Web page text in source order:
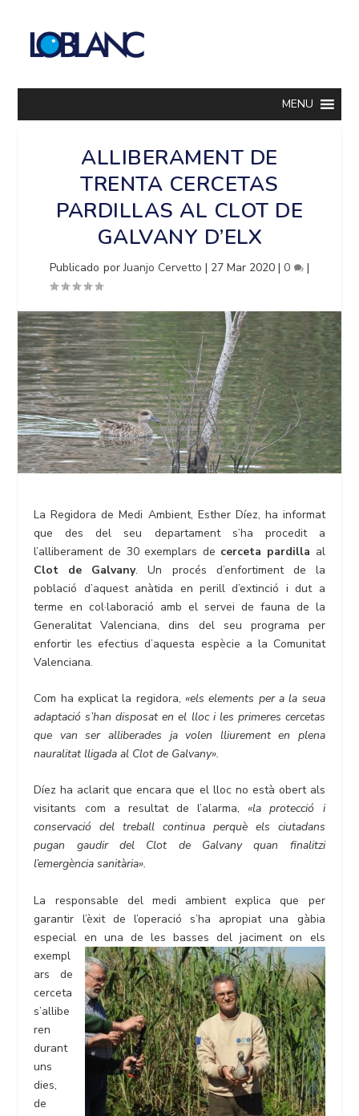
MENU
ALLIBERAMENT DE
TRENTA CERCETAS
PARDILLAS AL CLOT DE
GALVANY D’ELX
Publicado porJuanjo Cervetto | 27 Mar 2020 |0 |
La Regidora de Medi Ambient, Esther Díez, ha informat
que des del seu departament s’ha procedit a
l’alliberament de 30 exemplars de cerceta pardilla al
Clot de Galvany. Un procés d’enfortiment de la
població d’aquest anàtida en perill d’extinció i dut a
terme en col·laboració amb el servei de fauna de la
Generalitat Valenciana, dins del seu programa per
enfortir les efectius d’aquesta espècie a la Comunitat
Valenciana.
Com ha explicat la regidora, «els elements per a la seua
adaptació s’han disposat en el lloc i les primeres cercetas
que van ser alliberades ja volen lliurement en plena
nauralitat lligada al Clot de Galvany».
Díez ha aclarit que encara que el lloc no està obert als
visitants com a resultat de l’alarma, «la protecció i
conservació del treball continua perquè els ciutadans
pugan gaudir del Clot de Galvany quan finalitzi
l’emergència sanitària».
La responsable del medi ambient explica que per
garantir l’èxit de l’operació s’ha apropiat una gàbia
especial en una de les basses del jaciment on els
exempl
ars de
cerceta
s’allibe
ren
durant
uns
dies,
de